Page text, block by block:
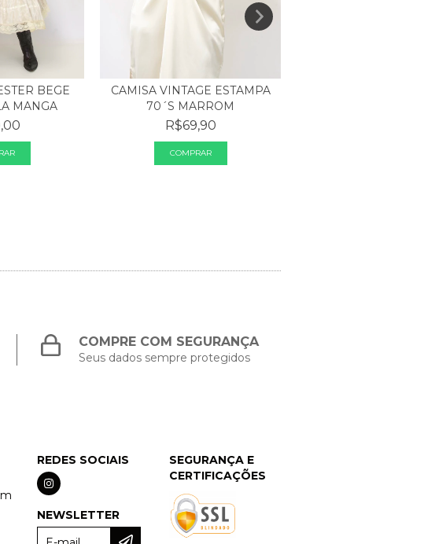
BEGE
MANGA
CAMISA VINTAGE ESTAMPA
70´S MARROM
R$69,90
COMPRE COM SEGURANÇA
Seus dados sempre protegidos
REDES SOCIAIS
NEWSLETTER
SEGURANÇA E
CERTIFICAÇÕES